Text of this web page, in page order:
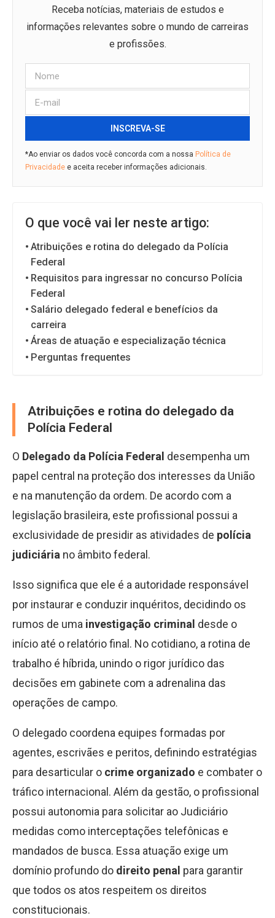
Receba notícias, materiais de estudos e
informações relevantes sobre o mundo de carreiras
e profissões.
INSCREVA-SE
*Ao enviar os dados você concorda com a nossa Política de
Privacidade e aceita receber informações adicionais.
O que você vai ler neste artigo:
Atribuições e rotina do delegado da Polícia
Federal
Requisitos para ingressar no concurso Polícia
Federal
Salário delegado federal e benefícios da
carreira
Áreas de atuação e especialização técnica
Perguntas frequentes
Atribuições e rotina do delegado da
Polícia Federal
O Delegado da Polícia Federal desempenha um
papel central na proteção dos interesses da União
e na manutenção da ordem. De acordo com a
legislação brasileira, este profissional possui a
exclusividade de presidir as atividades de polícia
judiciária no âmbito federal.
Isso significa que ele é a autoridade responsável
por instaurar e conduzir inquéritos, decidindo os
rumos de uma investigação criminal desde o
início até o relatório final. No cotidiano, a rotina de
trabalho é híbrida, unindo o rigor jurídico das
decisões em gabinete com a adrenalina das
operações de campo.
O delegado coordena equipes formadas por
agentes, escrivães e peritos, definindo estratégias
para desarticular o crime organizado e combater o
tráfico internacional. Além da gestão, o profissional
possui autonomia para solicitar ao Judiciário
medidas como interceptações telefônicas e
mandados de busca. Essa atuação exige um
domínio profundo do direito penal para garantir
que todos os atos respeitem os direitos
constitucionais.